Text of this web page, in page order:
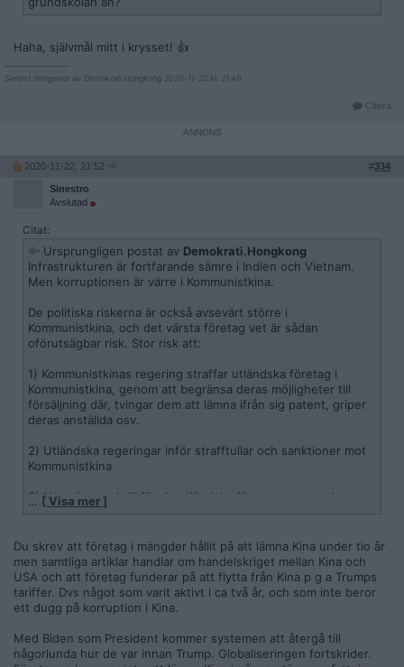
Haha, självmål mitt i krysset! 👍
Senast redigerad av Demokrati.Hongkong 2020-11-22 kl. 21:49.
Citera
2020-11-22, 21:52 #334
Sinestro
Avslutad
Citat:
Ursprungligen postat av Demokrati.Hongkong
Infrastrukturen är fortfarande sämre i Indien och Vietnam.
Men korruptionen är värre i Kommunistkina.
De politiska riskerna är också avsevärt större i
Kommunistkina, och det värsta företag vet är sådan
oförutsägbar risk. Stor risk att:
1) Kommunistkinas regering straffar utländska företag i
Kommunistkina, genom att begränsa deras möjligheter till
försäljning där, tvingar dem att lämna ifrån sig patent, griper
deras anställda osv.
2) Utländska regeringar inför strafftullar och sanktioner mot
Kommunistkina
3) Negativ goodwill för de utländska företag som producerar
i Kommunistkina (exempel Disney och Volkswagen som båda
Fox News: New Data Shows U.S. Companies Are Definitely
Leaving China
https://www.forbes.com/sites/kenrapoza/2020/04/07/new-d
ata-shows-us-companies-are-definitely-leaving-china/?sh=2
0e6610d40fe
… [ Visa mer ]
Du skrev att företag i mängder hållit på att lämna Kina under tio år
men samtliga artiklar handlar om handelskriget mellan Kina och
USA och att företag funderar på att flytta från Kina p g a Trumps
tariffer. Dvs något som varit aktivt i ca två år, och som inte beror
ett dugg på korruption i Kina.
Med Biden som President kommer systemen att återgå till
någorlunda hur de var innan Trump. Globaliseringen fortskrider.